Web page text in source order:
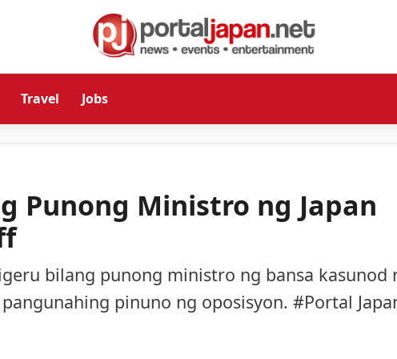
Travel Jobs
Punong Ministro ng Japan
bilang punong ministro ng bansa kasunod
pinuno ng oposisyon. #Portal